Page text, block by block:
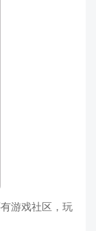
游戏社区，玩